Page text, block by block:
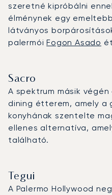
szeretné kipróbálni
élménynek egy
látványos
palermóiFogon Asado
Sacro
A spektrum másik
dining étterem, amely a
konyhának szentelte
ellenes alternatíva,
található.
Tegui
A Palermo Hollywood